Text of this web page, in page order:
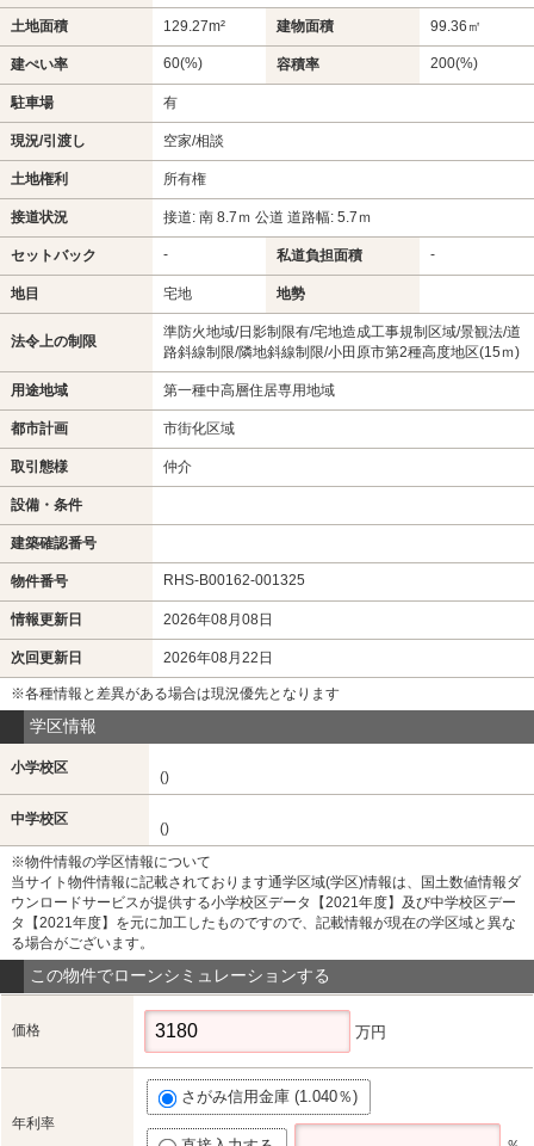
土地面積 129.27m² 建物面積 99.36㎡
建ぺい率 60(%) 容積率 200(%)
駐車場 有
現況/引渡し 空家/相談
土地権利 所有権
接道状況 接道: 南 8.7ｍ 公道 道路幅: 5.7ｍ
セットバック - 私道負担面積 -
地目 宅地 地勢
法令上の制限
準防火地域/日影制限有/宅地造成工事規制区域/景観法/道
路斜線制限/隣地斜線制限/小田原市第2種高度地区(15ｍ)
用途地域 第一種中高層住居専用地域
都市計画 市街化区域
取引態様 仲介
設備・条件
建築確認番号
物件番号 RHS-B00162-001325
情報更新日 2026年08月08日
次回更新日 2026年08月22日
※各種情報と差異がある場合は現況優先となります
学区情報
小学校区
()
中学校区
()
※物件情報の学区情報について
当サイト物件情報に記載されております通学区域(学区)情報は、国土数値情報ダ
ウンロードサービスが提供する小学校区データ【2021年度】及び中学校区デー
タ【2021年度】を元に加工したものですので、記載情報が現在の学区域と異な
る場合がございます。
この物件でローンシミュレーションする
価格 万円
年利率
さがみ信用金庫 (1.040％)